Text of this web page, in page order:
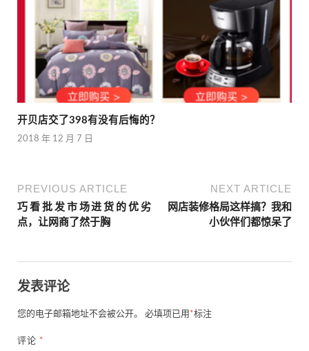
开贝店交了398有没有后悔的？
2018 年 12 月 7 日
PREVIOUS ARTICLE
巧看批发市场进货的优劣
点，让网商了然于胸
NEXT ARTICLE
网店装修格局这样搞？我和
小伙伴们都惊呆了
发表评论
您的电子邮箱地址不会被公开。 必填项已用 *标注
评论 *